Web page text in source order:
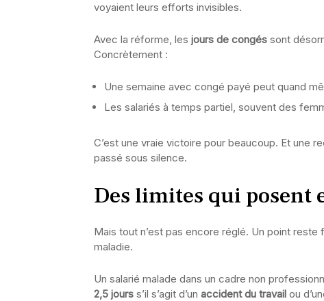
voyaient leurs efforts invisibles.
Avec la réforme, les jours de congés sont
Concrètement :
Une semaine avec congé payé peut quand
Les salariés à temps partiel, souvent des
C’est une vraie victoire pour beaucoup. Et une
passé sous silence.
Des limites qui posent
Mais tout n’est pas encore réglé. Un point
maladie.
Un salarié malade dans un cadre non
2,5 jours s’il s’agit d’un accident du travail ou